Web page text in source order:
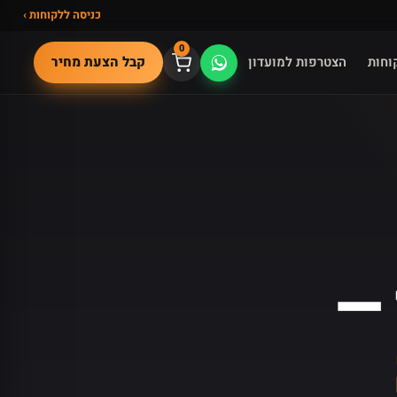
כניסה ללקוחות ›
הצטרפות למועדון
0
קבל הצעת מחיר
—